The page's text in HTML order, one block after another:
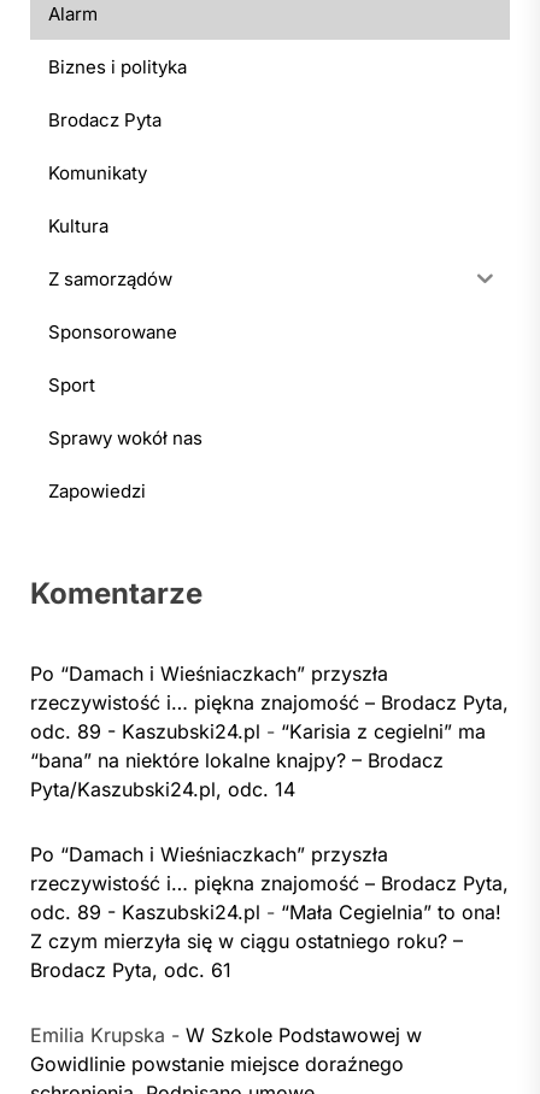
Alarm
Biznes i polityka
Brodacz Pyta
Komunikaty
Kultura
Z samorządów
Sponsorowane
Sport
Sprawy wokół nas
Zapowiedzi
Komentarze
Po “Damach i Wieśniaczkach” przyszła
rzeczywistość i… piękna znajomość – Brodacz Pyta,
odc. 89 - Kaszubski24.pl - “Karisia z cegielni” ma
“bana” na niektóre lokalne knajpy? – Brodacz
Pyta/Kaszubski24.pl, odc. 14
Po “Damach i Wieśniaczkach” przyszła
rzeczywistość i… piękna znajomość – Brodacz Pyta,
odc. 89 - Kaszubski24.pl - “Mała Cegielnia” to ona!
Z czym mierzyła się w ciągu ostatniego roku? –
Brodacz Pyta, odc. 61
Emilia Krupska - W Szkole Podstawowej w
Gowidlinie powstanie miejsce doraźnego